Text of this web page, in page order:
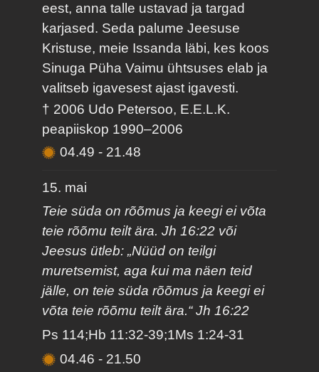
eest, anna talle ustavad ja targad
karjased. Seda palume Jeesuse
Kristuse, meie Issanda läbi, kes koos
Sinuga Püha Vaimu ühtsuses elab ja
valitseb igavesest ajast igavesti.
† 2006 Udo Petersoo, E.E.L.K.
peapiiskop 1990–2006
04.49- 21.48
15. mai
Teie süda on rõõmus ja keegi ei võta
teie rõõmu teilt ära. Jh 16:22 või
Jeesus ütleb: „Nüüd on teilgi
muretsemist, aga kui ma näen teid
jälle, on teie süda rõõmus ja keegi ei
võta teie rõõmu teilt ära.“ Jh 16:22
Ps 114;Hb 11:32-39;1Ms 1:24-31
04.46- 21.50